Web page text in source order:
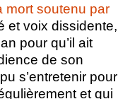
mort soutenu par
et voix dissidente,
pour qu’il ait
de son
s’entretenir pour
et qui